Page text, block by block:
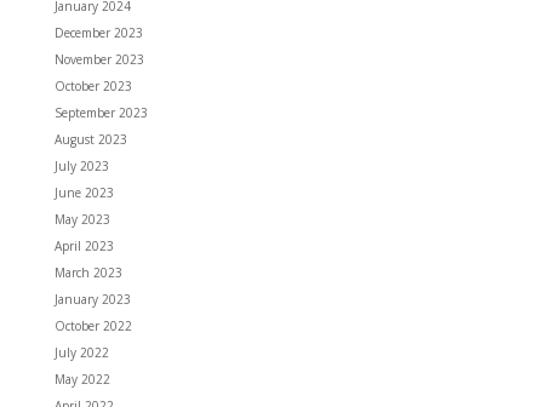
January 2024
December 2023
November 2023
October 2023
September 2023
August 2023
July 2023
June 2023
May 2023
April 2023
March 2023
January 2023
October 2022
July 2022
May 2022